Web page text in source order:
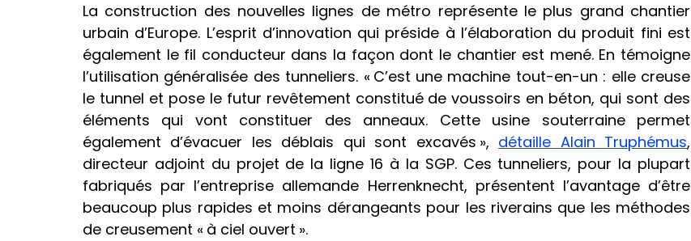
La construction des nouvelles lignes de métro représente le plus grand chantier
urbain d’Europe. L’esprit d’innovation qui préside à l’élaboration du produit fini est
également le fil conducteur dans la façon dont le chantier est mené. En témoigne
l’utilisation généralisée des tunneliers. « C’est une machine tout-en-un : elle creuse
le tunnel et pose le futur revêtement constitué de voussoirs en béton, qui sont des
éléments qui vont constituer des anneaux. Cette usine souterraine permet
également d’évacuer les déblais qui sont excavés », détaille Alain Truphémus,
directeur adjoint du projet de la ligne 16 à la SGP. Ces tunneliers, pour la plupart
fabriqués par l’entreprise allemande Herrenknecht, présentent l’avantage d’être
beaucoup plus rapides et moins dérangeants pour les riverains que les méthodes
de creusement « à ciel ouvert ».